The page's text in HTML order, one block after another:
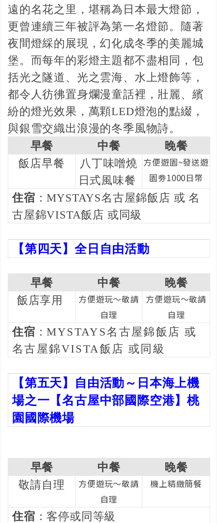
遠的名花之里，堪稱為日本最大燈節，
更曾連續三年被評為第一名燈節。隨著
夜間燈綵的展現，幻化成冬季的美麗城
堡。而每年的彩燈主題都不盡相同，包
括光之隧道、光之雲海、水上燈飾等，
都令人彷彿置身爛漫童話裡，壯麗、繽
紛的燈光效果，萬顆LED燈泡的點綴，
與銀雪交織出浪漫的冬季風物詩。
早餐
中餐
晚餐
飯店早餐
八丁味噌燒
日式風味餐
方便遊園~發送遊
園劵1000日幣
住宿 ：MYSTAYS名古屋錦飯店 或 名
古屋錦VISTA飯店 或同級
【第四天】全日自由活動
早餐 中餐
晚餐
飯店享用
方便遊玩～敬請
自理
方便遊玩～敬請
自理
住宿 ：MYSTAYS名古屋錦飯店 或
名古屋錦VISTA飯店 或同級
【第五天】自由活動～日本海上機
場之一【名古屋中部國際空港】桃
園國際機場
早餐 中餐
晚餐
敬請自理
方便遊玩～敬請
自理
機上精緻簡餐
住宿 ：客停或同等級